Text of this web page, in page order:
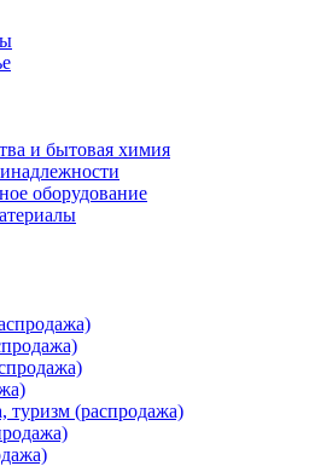
и бытовая химия
оборудование
туризм (распродажа)